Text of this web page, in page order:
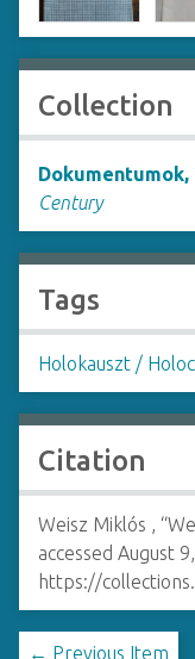
Collection
Dokumentumok,
Century
Tags
Holokauszt /
Citation
Weisz Miklós ,
accessed August
https://
← Previous Item